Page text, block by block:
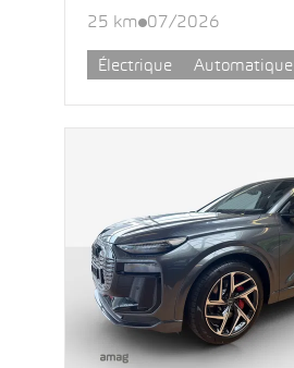
25 km 07/2026
Électrique Automatique